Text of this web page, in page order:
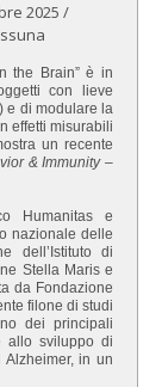
2025 /
the Brain” è in
con lieve
e di modulare la
effetti misurabili
un recente
& Immunity –
Humanitas e
nazionale delle
dell’Istituto di
Stella Maris e
da Fondazione
filone di studi
dei principali
allo sviluppo di
in un